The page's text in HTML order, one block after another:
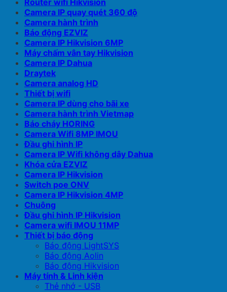
Router wifi Hikvision
Camera IP quay quét 360 độ
Camera hành trình
Báo động EZVIZ
Camera IP Hikvision 6MP
Máy chấm vân tay Hikvision
Camera IP Dahua
Draytek
Camera analog HD
Thiết bị wifi
Camera IP dùng cho bãi xe
Camera hành trình Vietmap
Báo cháy HORING
Camera Wifi 8MP IMOU
Đầu ghi hình IP
Camera IP Wifi không dây Dahua
Khóa cửa EZVIZ
Camera IP Hikvision
Switch poe ONV
Camera IP Hikvision 4MP
Chuông
Đầu ghi hình IP Hikvision
Camera wifi IMOU 11MP
Thiết bị báo động
Báo động LightSYS
Báo động Aolin
Báo động Hikvision
Máy tính & Linh kiện
Thẻ nhớ - USB